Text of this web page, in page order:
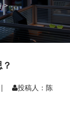
>
| 投稿人：陈